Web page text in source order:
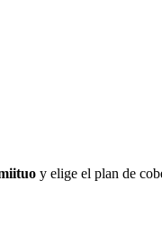
y elige el plan de